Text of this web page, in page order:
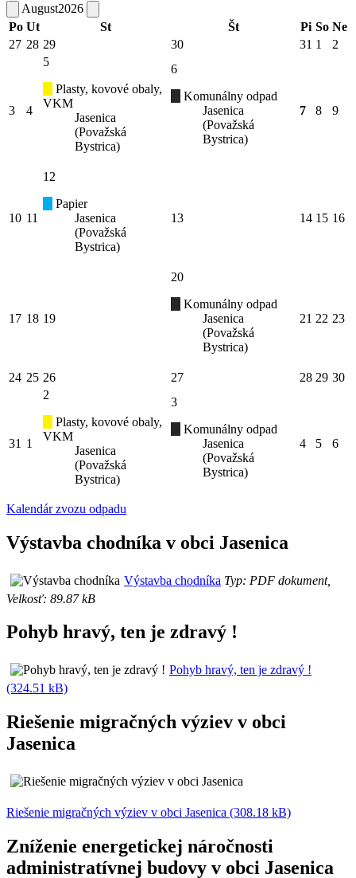
August2026
Po Ut St Št Pi So Ne
27 28 29 30 31 1 2
3 4
5
Plasty, kovové obaly,
VKM
Jasenica
(Považská
Bystrica)
6
Komunálny odpad
Jasenica
(Považská
Bystrica)
7 8 9
10 11
12
Papier
Jasenica
(Považská
Bystrica)
13 14 15 16
17 18 19
20
Komunálny odpad
Jasenica
(Považská
Bystrica)
21 22 23
24 25 26 27 28 29 30
31 1
2
Plasty, kovové obaly,
VKM
Jasenica
(Považská
Bystrica)
3
Komunálny odpad
Jasenica
(Považská
Bystrica)
4 5 6
Kalendár zvozu odpadu
Výstavba chodníka v obci Jasenica
Výstavba chodníka Typ: PDF dokument,
Velkosť: 89.87 kB
Pohyb hravý, ten je zdravý !
Pohyb hravý, ten je zdravý !
(324.51 kB)
Riešenie migračných výziev v obci
Jasenica
Riešenie migračných výziev v obci Jasenica (308.18 kB)
Zníženie energetickej náročnosti
administratívnej budovy v obci Jasenica